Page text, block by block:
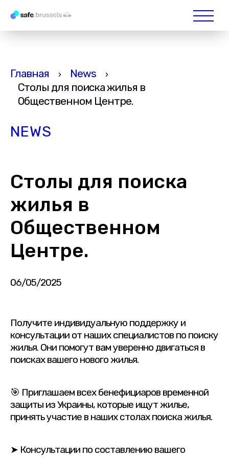
Главная › News ›
Столы для поиска жилья в
Общественном Центре.
NEWS
Столы для поиска
жилья в
Общественном
Центре.
06/05/2025
Получите индивидуальную поддержку и
консультации от наших специалистов по поиску
жилья. Они помогут вам уверенно двигаться в
поисках вашего нового жилья.
🎯 Приглашаем всех бенефициаров временной
защиты из Украины, которые ищут жилье,
принять участие в наших столах поиска жилья.
➤ Консультации по составлению вашего